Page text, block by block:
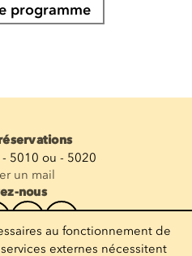
programme
5010 ou - 5020
un mail
nous
newsletter
au fonctionnement de
externes nécessitent